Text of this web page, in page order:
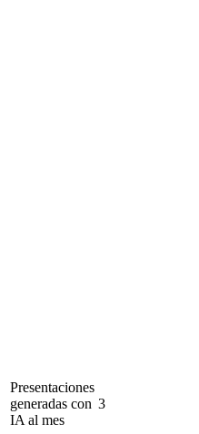
Presentaciones
generadas con
IA al mes
3